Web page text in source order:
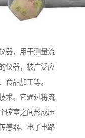
器，用于测量流
仪器，被广泛应
食品加工等。
术。它通过将流
腔室之间形成压
感器、电子电路